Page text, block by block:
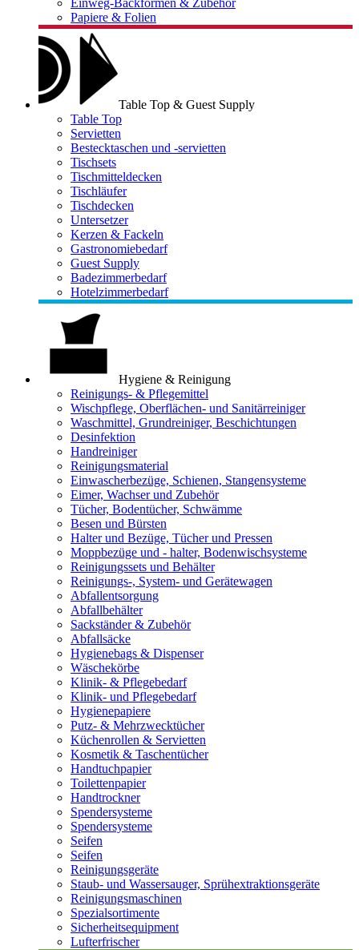
Einweg-Backformen & Zubehör
Papiere & Folien
Table Top & Guest Supply
Table Top
Servietten
Bestecktaschen und -servietten
Tischsets
Tischmitteldecken
Tischläufer
Tischdecken
Untersetzer
Kerzen & Fackeln
Gastronomiebedarf
Guest Supply
Badezimmerbedarf
Hotelzimmerbedarf
Hygiene & Reinigung
Reinigungs- & Pflegemittel
Wischpflege, Oberflächen- und Sanitärreiniger
Waschmittel, Grundreiniger, Beschichtungen
Desinfektion
Handreiniger
Reinigungsmaterial
Einwascherbezüge, Schienen, Stangensysteme
Eimer, Wachser und Zubehör
Tücher, Bodentücher, Schwämme
Besen und Bürsten
Halter und Bezüge, Tücher und Pressen
Moppbezüge und - halter, Bodenwischsysteme
Reinigungssets und Behälter
Reinigungs-, System- und Gerätewagen
Abfallentsorgung
Abfallbehälter
Sackständer & Zubehör
Abfallsäcke
Hygienebags & Dispenser
Wäschekörbe
Klinik- & Pflegebedarf
Klinik- und Pflegebedarf
Hygienepapiere
Putz- & Mehrzwecktücher
Küchenrollen & Servietten
Kosmetik & Taschentücher
Handtuchpapier
Toilettenpapier
Handtrockner
Spendersysteme
Spendersysteme
Seifen
Seifen
Reinigungsgeräte
Staub- und Wassersauger, Sprühextraktionsgeräte
Reinigungsmaschinen
Spezialsortimente
Sicherheitsequipment
Lufterfrischer